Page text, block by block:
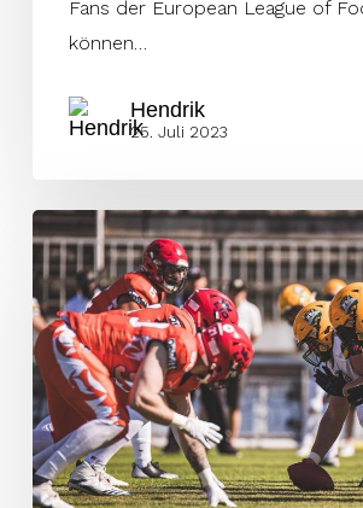
Fans der European League of
können…
Hendrik
25. Juli 2023
Der
König
der
Tiere
begrüßt
die
Kings